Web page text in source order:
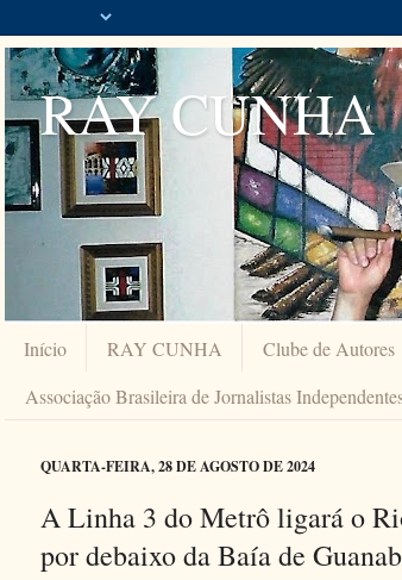
RAY CUNHA
Início RAY CUNHA Clube de Autores
Associação Brasileira de Jornalistas
QUARTA-FEIRA, 28 DE AGOSTO DE 2024
A Linha 3 do Metrô ligará o
por debaixo da Baía de